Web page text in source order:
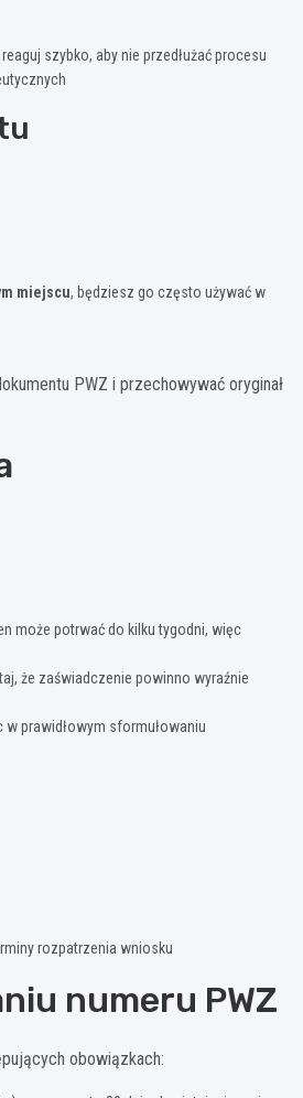
szybko, aby nie przedłużać procesu
miejscu, będziesz go często używać w
PWZ i przechowywać oryginał
może potrwać do kilku tygodni, więc
że zaświadczenie powinno wyraźnie
prawidłowym sformułowaniu
rozpatrzenia wniosku
numeru PWZ
obowiązkach: